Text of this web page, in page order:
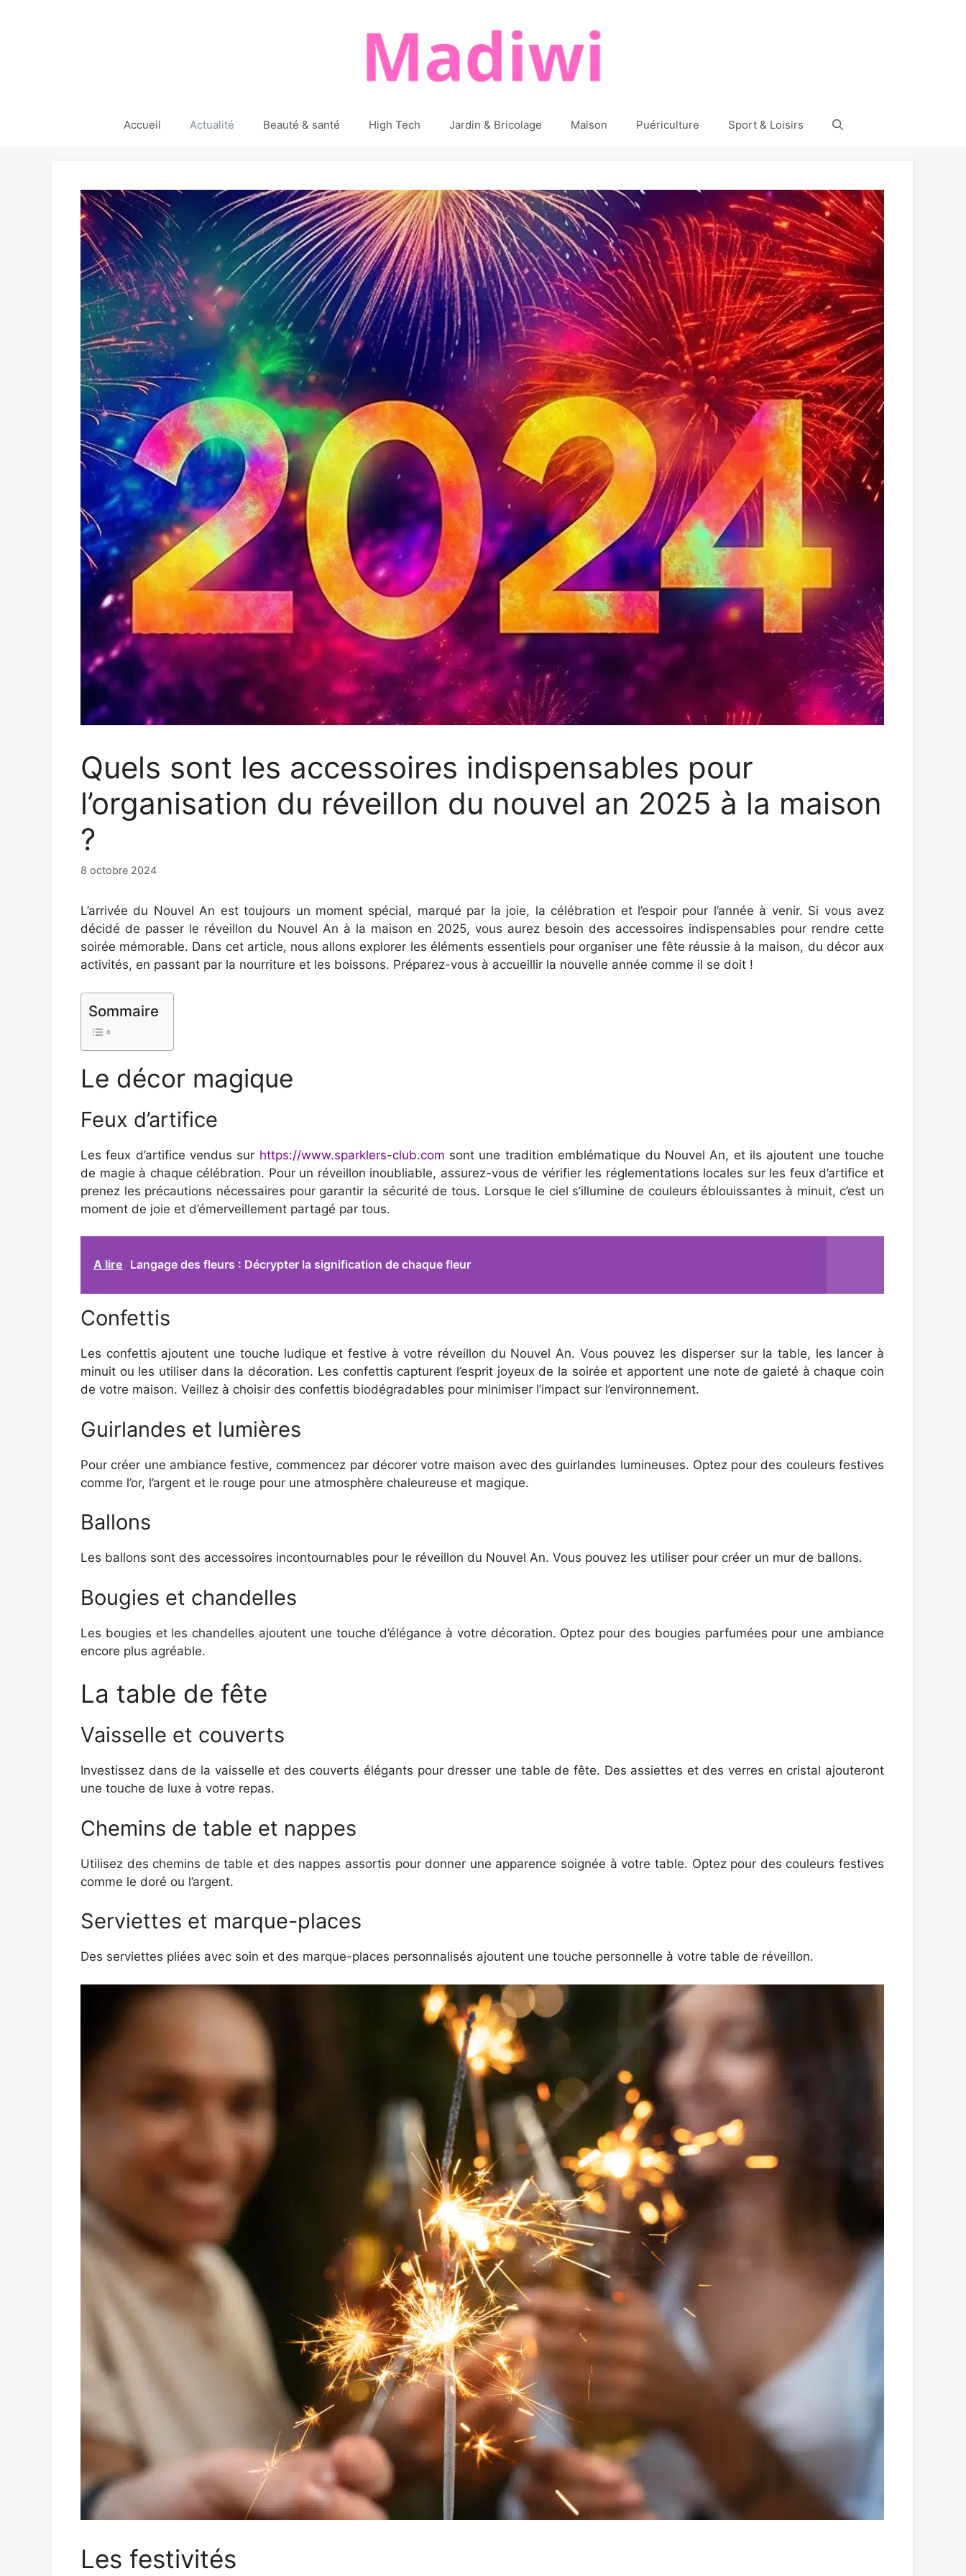
Accueil Actualité Beauté & santé High Tech Jardin & Bricolage Maison Puériculture Sport & Loisirs
Quels sont les accessoires indispensables pour
l’organisation du réveillon du nouvel an 2025 à la maison
?
8 octobre 2024
L’arrivée du Nouvel An est toujours un moment spécial, marqué par la joie, la célébration et l’espoir pour l’année à venir. Si vous avez
décidé de passer le réveillon du Nouvel An à la maison en 2025, vous aurez besoin des accessoires indispensables pour rendre cette
soirée mémorable. Dans cet article, nous allons explorer les éléments essentiels pour organiser une fête réussie à la maison, du décor aux
activités, en passant par la nourriture et les boissons. Préparez-vous à accueillir la nouvelle année comme il se doit !
Sommaire
Le décor magique
Feux d’artifice
Les feux d’artifice vendus sur https://www.sparklers-club.com sont une tradition emblématique du Nouvel An, et ils ajoutent une touche
de magie à chaque célébration. Pour un réveillon inoubliable, assurez-vous de vérifier les réglementations locales sur les feux d’artifice et
prenez les précautions nécessaires pour garantir la sécurité de tous. Lorsque le ciel s’illumine de couleurs éblouissantes à minuit, c’est un
moment de joie et d’émerveillement partagé par tous.
A lire Langage des fleurs : Décrypter la signification de chaque fleur
Confettis
Les confettis ajoutent une touche ludique et festive à votre réveillon du Nouvel An. Vous pouvez les disperser sur la table, les lancer à
minuit ou les utiliser dans la décoration. Les confettis capturent l’esprit joyeux de la soirée et apportent une note de gaieté à chaque coin
de votre maison. Veillez à choisir des confettis biodégradables pour minimiser l’impact sur l’environnement.
Guirlandes et lumières
Pour créer une ambiance festive, commencez par décorer votre maison avec des guirlandes lumineuses. Optez pour des couleurs festives
comme l’or, l’argent et le rouge pour une atmosphère chaleureuse et magique.
Ballons
Les ballons sont des accessoires incontournables pour le réveillon du Nouvel An. Vous pouvez les utiliser pour créer un mur de ballons.
Bougies et chandelles
Les bougies et les chandelles ajoutent une touche d’élégance à votre décoration. Optez pour des bougies parfumées pour une ambiance
encore plus agréable.
La table de fête
Vaisselle et couverts
Investissez dans de la vaisselle et des couverts élégants pour dresser une table de fête. Des assiettes et des verres en cristal ajouteront
une touche de luxe à votre repas.
Chemins de table et nappes
Utilisez des chemins de table et des nappes assortis pour donner une apparence soignée à votre table. Optez pour des couleurs festives
comme le doré ou l’argent.
Serviettes et marque-places
Des serviettes pliées avec soin et des marque-places personnalisés ajoutent une touche personnelle à votre table de réveillon.
Les festivités